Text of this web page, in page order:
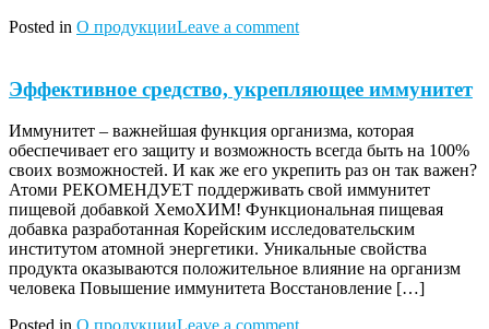
Posted in О продукцииLeave a comment
Эффективное средство, укрепляющее иммунитет
Иммунитет – важнейшая функция организма, которая
обеспечивает его защиту и возможность всегда быть на 100%
своих возможностей. И как же его укрепить раз он так важен?
Атоми РЕКОМЕНДУЕТ поддерживать свой иммунитет
пищевой добавкой ХемоХИМ! Функциональная пищевая
добавка разработанная Корейским исследовательским
институтом атомной энергетики. Уникальные свойства
продукта оказываются положительное влияние на организм
человека Повышение иммунитета Восстановление […]